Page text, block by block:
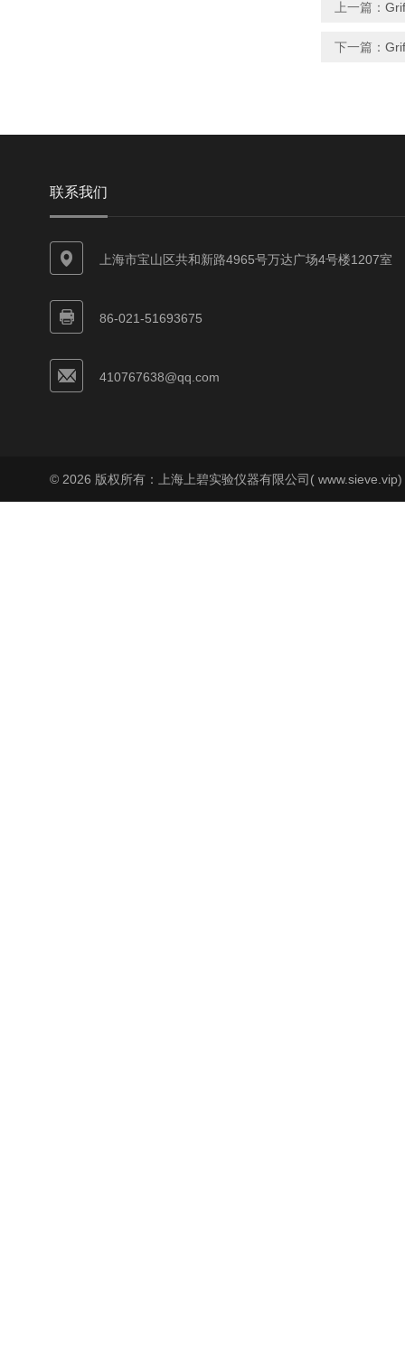
上一篇：
下一篇：
联系我们
上海市宝山区共和新路4965号万达广场4号楼1207室
86-021-51693675
410767638@qq.com
© 2026 版权所有：上海上碧实验仪器有限公司(